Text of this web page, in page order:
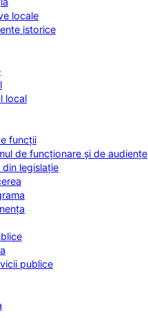
locale
istorice
local
funcții
de funcționare și de audiențe
din legislație
publice